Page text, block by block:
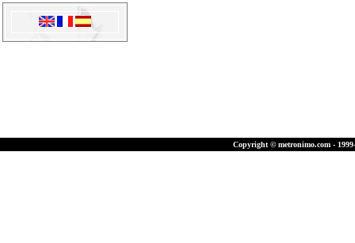
Copyright © metronimo.com -